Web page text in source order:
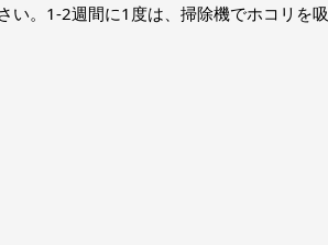
い。1-2週間に1度は、掃除機でホコリを吸